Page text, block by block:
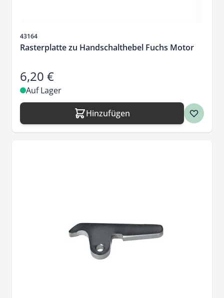
Artikelnr.
43164
Rasterplatte zu Handschalthebel Fuchs Motor
6,20 €
Auf Lager
Hinzufügen